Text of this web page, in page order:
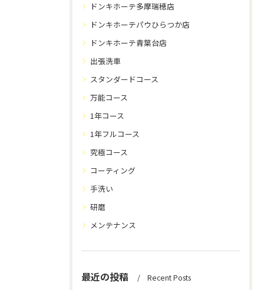
ドンキホーテ多摩瑞穂店
ドンキホーテパウひらつか店
ドンキホーテ青葉台店
出張洗車
スタンダードコース
万能コース
1年コース
1年フルコース
究極コース
コーティング
手洗い
研磨
メンテナンス
最近の投稿 Recent Posts